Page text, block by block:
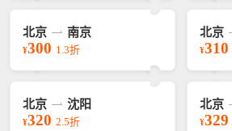
北京 南京
¥300 1.3折
北京
¥310
北京 沈阳
¥320 2.5折
北京
¥329